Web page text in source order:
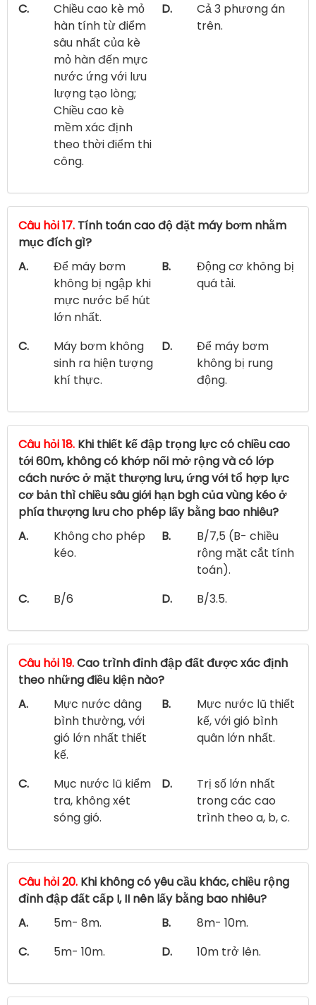
C.
Chiều cao kè mỏ
hàn tính từ điểm
sâu nhất của kè
mỏ hàn đến mực
nước ứng với lưu
lượng tạo lòng;
Chiều cao kè
mềm xác định
theo thời điểm thi
công.
D.
Cả 3 phương án
trên.
Câu hỏi 17. Tính toán cao độ đặt máy bơm nhằm
mục đích gì?
A.
Để máy bơm
không bị ngập khi
mực nước bể hút
lớn nhất.
B.
Động cơ không bị
quá tải.
C.
Máy bơm không
sinh ra hiện tượng
khí thực.
D.
Để máy bơm
không bị rung
động.
Câu hỏi 18. Khi thiết kế đập trọng lực có chiều cao
tới 60m, không có khớp nối mở rộng và có lớp
cách nước ở mặt thượng lưu, ứng với tổ hợp lực
cơ bản thì chiều sâu giới hạn bgh của vùng kéo ở
phía thượng lưu cho phép lấy bằng bao nhiêu?
A.
Không cho phép
kéo.
B.
B/7,5 (B- chiều
rộng mặt cắt tính
toán).
C.
B/6 D. B/3.5.
Câu hỏi 19.Cao trình đỉnh đập đất được xác định
theo những điều kiện nào?
A.
Mực nước dâng
bình thường, với
gió lớn nhất thiết
kế.
B.
Mực nước lũ thiết
kế, với gió bình
quân lớn nhất.
C.
Mục nước lũ kiểm
tra, không xét
sóng gió.
D.
Trị số lớn nhất
trong các cao
trình theo a, b, c.
Câu hỏi 20. Khi không có yêu cầu khác, chiều rộng
đỉnh đập đất cấp I, II nên lấy bằng bao nhiêu?
A.
5m- 8m. B.
8m- 10m.
C.
5m- 10m. D. 10m trở lên.